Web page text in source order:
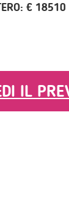
€
IL